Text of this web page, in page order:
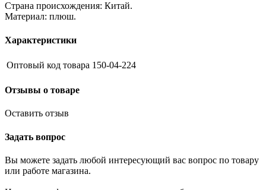
Страна происхождения: Китай.
Материал: плюш.
Характеристики
Оптовый код товара 150-04-224
Отзывы о товаре
Оставить отзыв
Задать вопрос
Вы можете задать любой интересующий вас вопрос по товару
или работе магазина.